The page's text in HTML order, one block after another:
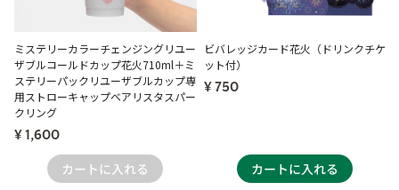
ミステリーカラーチェンジングリユー
ザブルコールドカップ花火710ml＋ミ
ステリーパックリユーザブルカップ専
用ストローキャップベアリスタスパー
クリング
¥ 1,600
ビバレッジカード花火（ドリンクチケ
ット付）
¥ 750